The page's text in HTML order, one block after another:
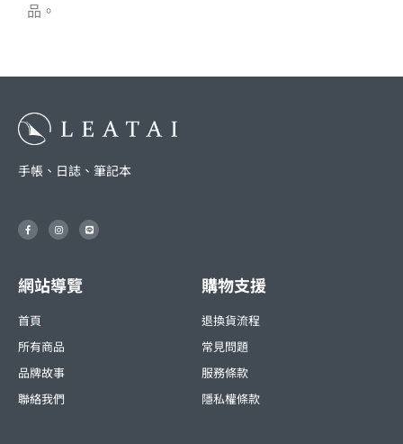
品。
手帳、日誌、筆記本
F
a
c
k
-
I
n
s
r
a
m
L
i
n
網站導覽
首頁
所有商品
品牌故事
聯絡我們
購物支援
退換貨流程
常見問題
服務條款
隱私權條款